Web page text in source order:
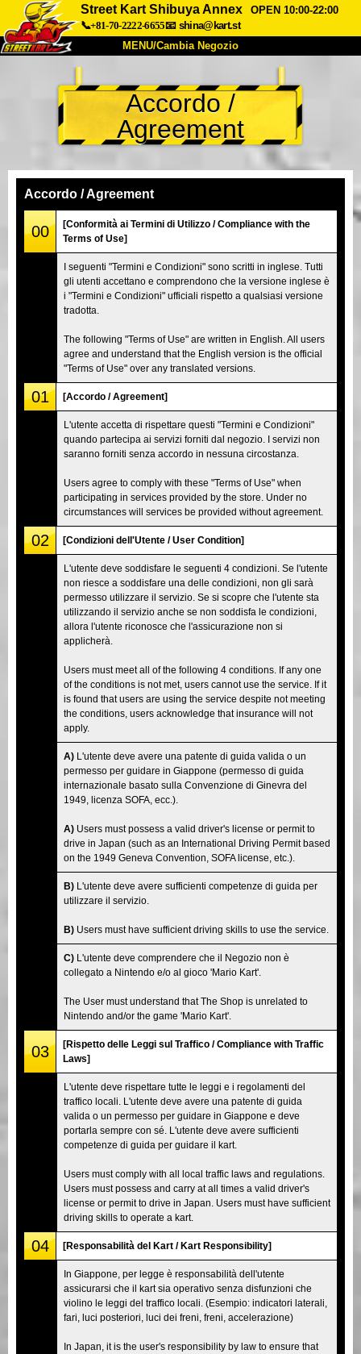
Street Kart Shibuya Annex
OPEN 10:00-22:00
📞+81-70-2222-6655📧 shina@kart.st
MENU/Cambia Negozio
Chi Siamo Specifiche Prezzo
Accesso Recensioni FAQ
Prenotazioni
Cambia Negozio
Tokyo Shinagawa
Tokyo Akihabara#2
Tokyo Shibuya Annex Tokyo Bay
Tokyo Asakusa Osaka
Accordo /
Agreement
Accordo / Agreement
00
[Conformità ai Termini di Utilizzo / Compliance with the
Terms of Use]
I seguenti "Termini e Condizioni" sono scritti in inglese. Tutti
gli utenti accettano e comprendono che la versione inglese è
i "Termini e Condizioni" ufficiali rispetto a qualsiasi versione
tradotta.
The following "Terms of Use" are written in English. All users
agree and understand that the English version is the official
"Terms of Use" over any translated versions.
01 [Accordo / Agreement]
L'utente accetta di rispettare questi "Termini e Condizioni"
quando partecipa ai servizi forniti dal negozio. I servizi non
saranno forniti senza accordo in nessuna circostanza.
Users agree to comply with these "Terms of Use" when
participating in services provided by the store. Under no
circumstances will services be provided without agreement.
02 [Condizioni dell'Utente / User Condition]
L'utente deve soddisfare le seguenti 4 condizioni. Se l'utente
non riesce a soddisfare una delle condizioni, non gli sarà
permesso utilizzare il servizio. Se si scopre che l'utente sta
utilizzando il servizio anche se non soddisfa le condizioni,
allora l'utente riconosce che l'assicurazione non si
applicherà.
Users must meet all of the following 4 conditions. If any one
of the conditions is not met, users cannot use the service. If it
is found that users are using the service despite not meeting
the conditions, users acknowledge that insurance will not
apply.
A) L'utente deve avere una patente di guida valida o un
permesso per guidare in Giappone (permesso di guida
internazionale basato sulla Convenzione di Ginevra del
1949, licenza SOFA, ecc.).
A) Users must possess a valid driver's license or permit to
drive in Japan (such as an International Driving Permit based
on the 1949 Geneva Convention, SOFA license, etc.).
B) L'utente deve avere sufficienti competenze di guida per
utilizzare il servizio.
B) Users must have sufficient driving skills to use the service.
C) L'utente deve comprendere che il Negozio non è
collegato a Nintendo e/o al gioco 'Mario Kart'.
The User must understand that The Shop is unrelated to
Nintendo and/or the game 'Mario Kart'.
03
[Rispetto delle Leggi sul Traffico / Compliance with Traffic
Laws]
L'utente deve rispettare tutte le leggi e i regolamenti del
traffico locali. L'utente deve avere una patente di guida
valida o un permesso per guidare in Giappone e deve
portarla sempre con sé. L'utente deve avere sufficienti
competenze di guida per guidare il kart.
Users must comply with all local traffic laws and regulations.
Users must possess and carry at all times a valid driver's
license or permit to drive in Japan. Users must have sufficient
driving skills to operate a kart.
04 [Responsabilità del Kart / Kart Responsibility]
In Giappone, per legge è responsabilità dell'utente
assicurarsi che il kart sia operativo senza disfunzioni che
violino le leggi del traffico locali. (Esempio: indicatori laterali,
fari, luci posteriori, luci dei freni, freni, accelerazione)
In Japan, it is the user's responsibility by law to ensure that